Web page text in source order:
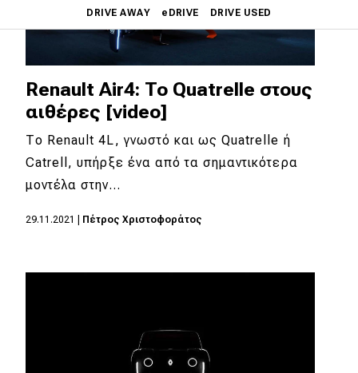
DRIVE AWAY eDRIVE DRIVE USED
Main navigation
Επικαιρότητα
Νέα μοντέλα
Πρωτότυπα
Ελλάδα
Κόσμος
Τεχνολογία
Renault Air4: To Quatrelle στους
αιθέρες [video]
Το Renault 4L, γνωστό και ως Quatrelle ή
Catrell, υπήρξε ένα από τα σημαντικότερα
μοντέλα στην…
29.11.2021 Πέτρος Χριστοφοράτος